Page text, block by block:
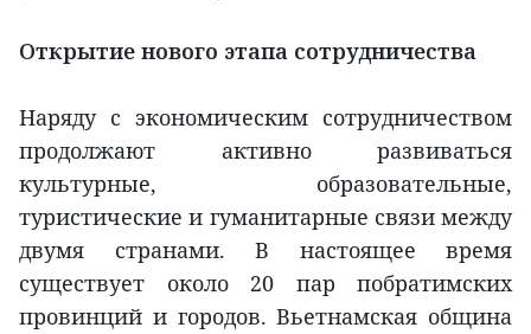
Открытие нового этапа сотрудничества
Наряду с экономическим сотрудничеством
продолжают активно развиваться
культурные, образовательные,
туристические и гуманитарные связи между
двумя странами. В настоящее время
существует около 20 пар побратимских
провинций и городов. Вьетнамская община